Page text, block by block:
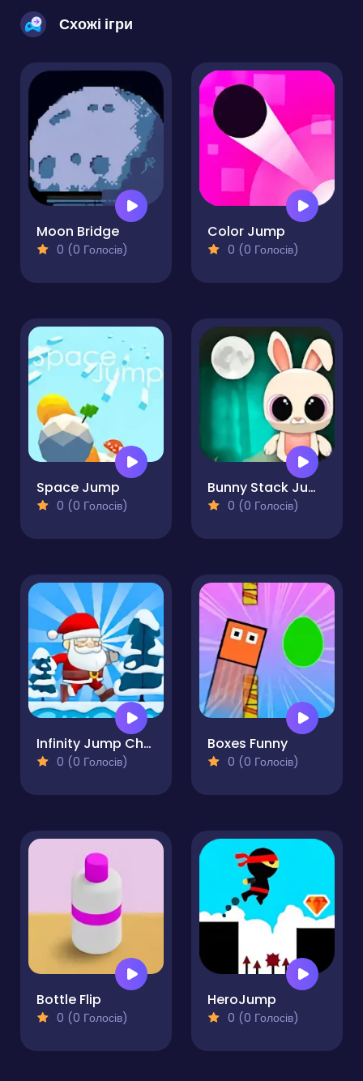
Схожі ігри
Moon Bridge
0 (0 Голосів)
Color Jump
0 (0 Голосів)
Space Jump
0 (0 Голосів)
Bunny Stack Jump
0 (0 Голосів)
Infinity Jump Christmas
0 (0 Голосів)
Boxes Funny
0 (0 Голосів)
Bottle Flip
0 (0 Голосів)
HeroJump
0 (0 Голосів)